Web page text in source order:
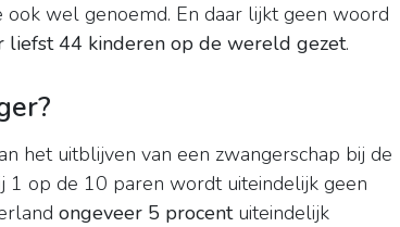
wel genoemd. En daar lijkt geen woord
liefst 44 kinderen op de wereld gezet.
het uitblijven van een zwangerschap bij de
1 op de 10 paren wordt uiteindelijk geen
ongeveer 5 procentuiteindelijk